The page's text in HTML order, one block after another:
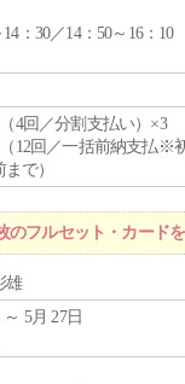
14：30／14：50～16：10
（4回／分割支払い）×3
（12回／一括前納支払※
で）
フルセット・カード
雄
5月 27日